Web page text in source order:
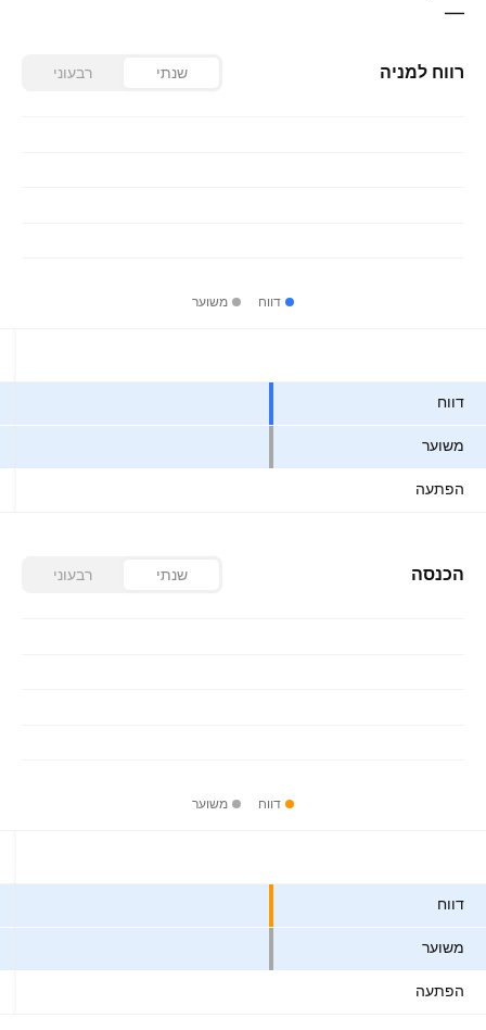
—
רווח למניה שנתי רבעוני
דווח משוער
דווח
משוער
הפתעה
הכנסה שנתי רבעוני
דווח משוער
דווח
משוער
הפתעה